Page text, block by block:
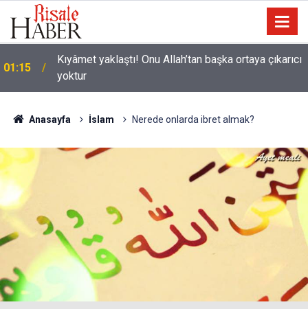
01:15
Kıyâmet yaklaştı! Onu Allah’tan başka ortaya çıkarıcı
yoktur
Anasayfa İslam Nerede onlarda ibret almak?